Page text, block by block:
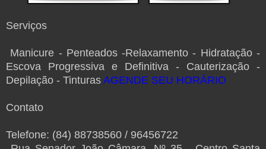
Serviços
Manicure - Penteados -Relaxamento - Hidratação -
Escova Progressiva e Definitiva - Cauterização -
Depilação - Tinturas AGENDE SEU HORÁRIO
Contato
Telefone: (84) 88738560 / 96456722